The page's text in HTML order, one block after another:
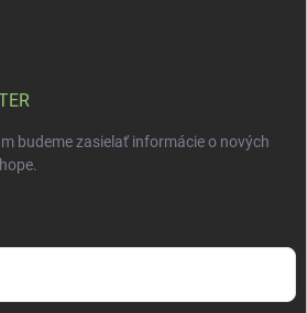
budeme zasielať informácie o nových